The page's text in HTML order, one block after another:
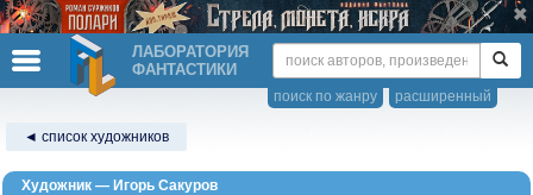
ЛАБОРАТОРИЯ
ФАНТАСТИКИ
расширенный
поиск по жанру
◄ список художников
Художник — Игорь Сакуров